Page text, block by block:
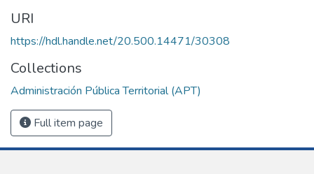
URI
https://hdl.handle.net/20.500.14471/30308
Collections
Administración Pública Territorial (APT)
Full item page